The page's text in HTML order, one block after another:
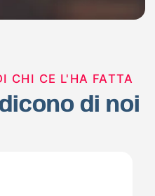
CHI CE L'HA FATTA
di noi